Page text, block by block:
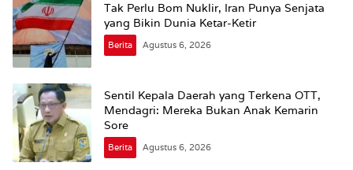
Tak Perlu Bom Nuklir, Iran Punya Senjata
yang Bikin Dunia Ketar-Ketir
Berita Agustus 6, 2026
Sentil Kepala Daerah yang Terkena OTT,
Mendagri: Mereka Bukan Anak Kemarin
Sore
Berita Agustus 6, 2026